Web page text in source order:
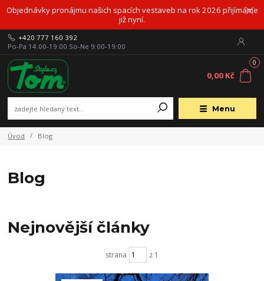
Objednávky pronájmu našich spacích vestaveb na rok 2026 přijímáme
již nyní.
Menu
+420 777 160 392
Po-Pa 14.00-19.00 So-Ne 9:00-19:00
0
0,00 Kč
Úvod Blog
Blog
Nejnovější články
strana z 1